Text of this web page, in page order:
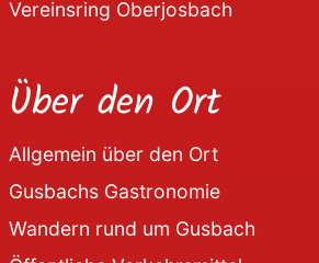
Vereinsring Oberjosbach
Über den Ort
Allgemein über den Ort
Gusbachs Gastronomie
Wandern rund um Gusbach